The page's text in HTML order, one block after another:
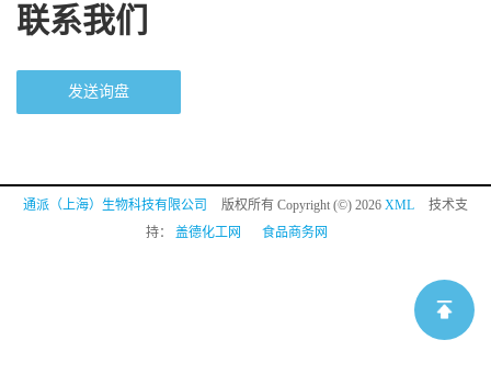
联系我们
发送询盘
通派（上海）生物科技有限公司 版权所有 Copyright (©) 2026 XML
技术支
持： 盖德化工网 食品商务网